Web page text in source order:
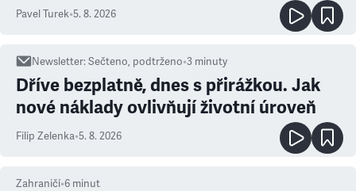
ale atmosféra
Pavel Turek•5. 8. 2026
Newsletter:Sečteno, podtrženo•3 minuty
Dříve bezplatně, dnes s přirážkou. Jak
nové náklady ovlivňují životní úroveň
Filip Zelenka•5. 8. 2026
Zahraničí•6 minut